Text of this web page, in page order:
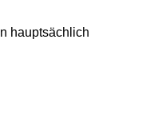
hauptsächlich